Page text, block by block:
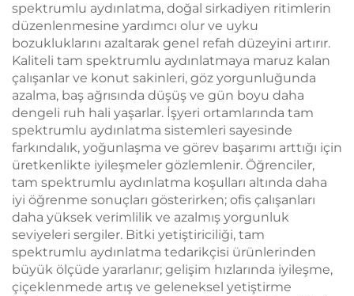
spektrumlu aydınlatma, doğal sirkadiyen ritimlerin
düzenlenmesine yardımcı olur ve uyku
bozukluklarını azaltarak genel refah düzeyini artırır.
Kaliteli tam spektrumlu aydınlatmaya maruz kalan
çalışanlar ve konut sakinleri, göz yorgunluğunda
azalma, baş ağrısında düşüş ve gün boyu daha
dengeli ruh hali yaşarlar. İşyeri ortamlarında tam
spektrumlu aydınlatma sistemleri sayesinde
farkındalık, yoğunlaşma ve görev başarımı arttığı için
üretkenlikte iyileşmeler gözlemlenir. Öğrenciler,
tam spektrumlu aydınlatma koşulları altında daha
iyi öğrenme sonuçları gösterirken; ofis çalışanları
daha yüksek verimlilik ve azalmış yorgunluk
seviyeleri sergiler. Bitki yetiştiriciliği, tam
spektrumlu aydınlatma tedarikçisi ürünlerinden
büyük ölçüde yararlanır; gelişim hızlarında iyileşme,
çiçeklenmede artış ve geleneksel yetiştirme